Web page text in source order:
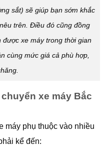
sắt) sẽ giúp bạn sớm khắc
trên. Điều đó cũng đồng
xe máy trong thời gian
cùng mức giá cả phù hợp,
xe máy Bắc
máy phụ thuộc vào nhiều
kể đến: